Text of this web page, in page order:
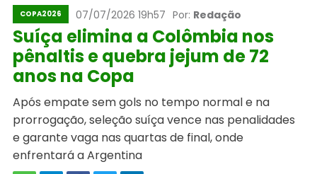
COPA2026 07/07/2026 19h57 Por: Redação
Suíça elimina a Colômbia nos
pênaltis e quebra jejum de 72
anos na Copa
Após empate sem gols no tempo normal e na
prorrogação, seleção suíça vence nas penalidades
e garante vaga nas quartas de final, onde
enfrentará a Argentina